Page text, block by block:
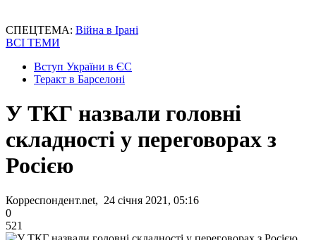
СПЕЦТЕМА: Війна в Ірані
ВСІ ТЕМИ
Вступ України в ЄС
Теракт в Барселоні
У ТКГ назвали головні
складності у переговорах з
Росією
Корреспондент.net, 24 січня 2021, 05:16
0
521